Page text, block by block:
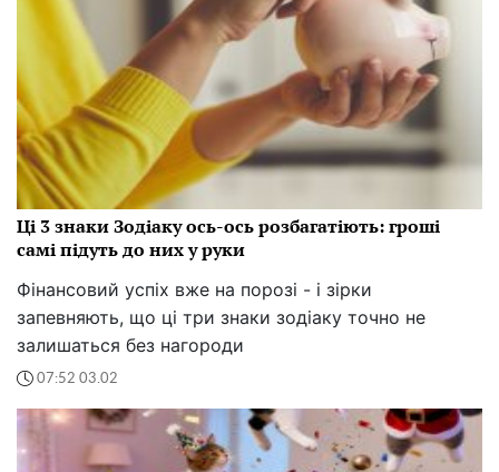
Ці 3 знаки Зодіаку ось-ось розбагатіють: гроші
самі підуть до них у руки
Фінансовий успіх вже на порозі - і зірки
запевняють, що ці три знаки зодіаку точно не
залишаться без нагороди
07:52 03.02